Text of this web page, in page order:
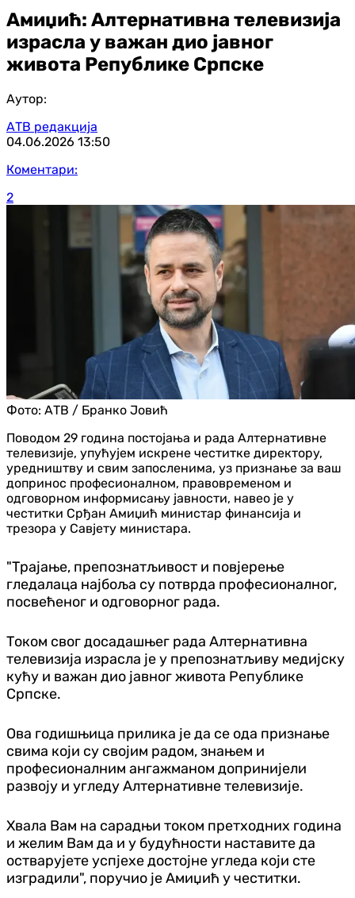
Амиџић: Алтернативна телевизија
израсла у важан дио јавног
живота Републике Српске
Аутор:
АТВ редакција
04.06.2026 13:50
Коментари:
2
Фото: АТВ / Бранко Јовић
Поводом 29 година постојања и рада Алтернативне
телевизије, упућујем искрене честитке директору,
уредништву и свим запосленима, уз признање за ваш
допринос професионалном, правовременом и
одговорном информисању јавности, навео је у
честитки Срђан Амиџић министар финансија и
трезора у Савјету министара.
"Трајање, препознатљивост и повјерење
гледалаца најбоља су потврда професионалног,
посвећеног и одговорног рада.
Током свог досадашњег рада Алтернативна
телевизија израсла је у препознатљиву медијску
кућу и важан дио јавног живота Републике
Српске.
Ова годишњица прилика је да се ода признање
свима који су својим радом, знањем и
професионалним ангажманом допринијели
развоју и угледу Алтернативне телевизије.
Хвала Вам на сарадњи током претходних година
и желим Вам да и у будућности наставите да
остварујете успјехе достојне угледа који сте
изградили", поручио је Амиџић у честитки.